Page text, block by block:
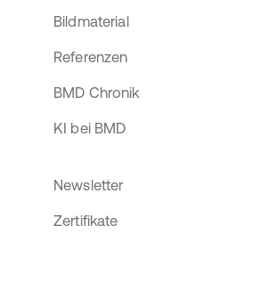
Bildmaterial
Referenzen
BMD Chronik
KI bei BMD
Newsletter
Zertifikate